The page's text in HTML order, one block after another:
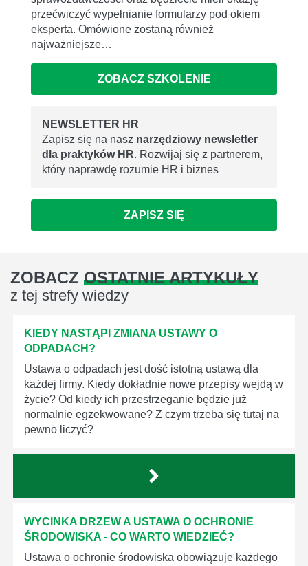
przećwiczyć wypełnianie formularzy pod okiem
eksperta. Omówione zostaną również
najważniejsze…
ZOBACZ SZKOLENIE
NEWSLETTER HR
Zapisz się na nasz narzędziowy newsletter
dla praktyków HR. Rozwijaj się z partnerem,
który naprawdę rozumie HR i biznes
ZAPISZ SIĘ
ZOBACZ OSTATNIE ARTYKUŁY
z tej strefy wiedzy
KIEDY NASTĄPI ZMIANA USTAWY O
ODPADACH?
Ustawa o odpadach jest dość istotną ustawą dla
każdej firmy. Kiedy dokładnie nowe przepisy wejdą w
życie? Od kiedy ich przestrzeganie będzie już
normalnie egzekwowane? Z czym trzeba się tutaj na
pewno liczyć?
WYCINKA DRZEW A USTAWA O OCHRONIE
ŚRODOWISKA - CO WARTO WIEDZIEĆ?
Ustawa o ochronie środowiska obowiązuje każdego